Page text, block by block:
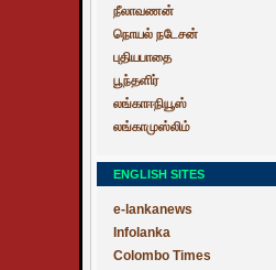
நீலாவணன்
நொயல் நடேசன்
புதியபாதை
பூந்தளிர்
லங்காஈநியூஸ்
லங்காமுஸ்லிம்
ENGLISH SITES
e-lankanews
Infolanka
Colombo Times